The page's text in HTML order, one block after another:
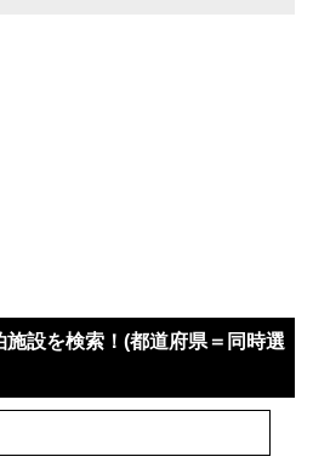
設を検索！(都道府県＝同時選